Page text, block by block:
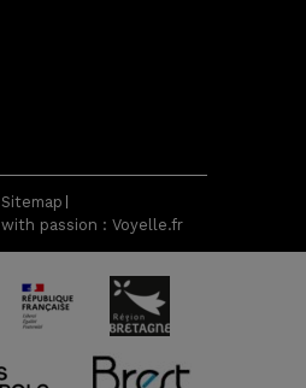
Sitemap
passion : Voyelle.fr